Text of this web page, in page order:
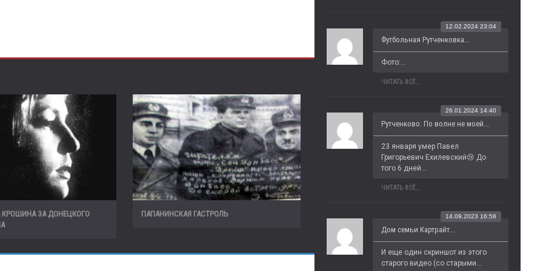
КРОШИНА ЗА ДОНЕЦКОГО
ПАПАНИНСКАЯ ГАСТРОЛЬ
Футбольная Рутченковка...
12.02.2024 23:04
Фото:...
ЧИТАТЬ ВСЁ...
Рутченково. По волне не моей...
26.01.2024 14:40
23 января умер Павел
Григорьевич Ехилевский😢 До
того 6 дней...
ЧИТАТЬ ВСЁ...
Дом семьи Картрайт...
14.09.2023 16:58
И еще один скриншот из этого
старого видео (со старыми...